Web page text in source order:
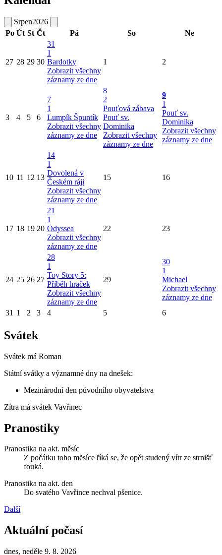
Srpen2026
Po Út St Čt Pá So Ne
27 28 29 30
31
1
Bardotky
Zobrazit všechny
záznamy ze dne
1 2
3 4 5 6
7
1
Lumpík Špuntík
Zobrazit všechny
záznamy ze dne
8
2
Pouťová zábava
Pouť sv.
Dominika
Zobrazit všechny
záznamy ze dne
9
1
Pouť sv.
Dominika
Zobrazit všechny
záznamy ze dne
10 11 12 13
14
1
Dovolená v
Českém ráji
Zobrazit všechny
záznamy ze dne
15 16
17 18 19 20
21
1
Odyssea
Zobrazit všechny
záznamy ze dne
22 23
24 25 26 27
28
1
Toy Story 5:
Příběh hraček
Zobrazit všechny
záznamy ze dne
29
30
1
Michael
Zobrazit všechny
záznamy ze dne
31 1 2 3 4 5 6
Svátek
Svátek má Roman
Státní svátky a významné dny na dnešek:
Mezinárodní den původního obyvatelstva
Zítra má svátek Vavřinec
Pranostiky
Pranostika na akt. měsíc
Z počátku toho měsíce říká se, že opět studený vítr ze strnišť
fouká.
Pranostika na akt. den
Do svatého Vavřince nechval pšenice.
Další
Aktuální počasí
dnes, neděle 9. 8. 2026